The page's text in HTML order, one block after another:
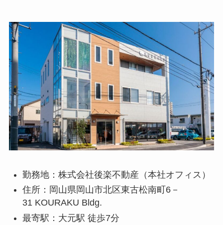
勤務地：株式会社後楽不動産（本社オフィス）
住所：岡山県岡山市北区東古松南町6－
31 KOURAKU Bldg.
最寄駅：大元駅 徒歩7分